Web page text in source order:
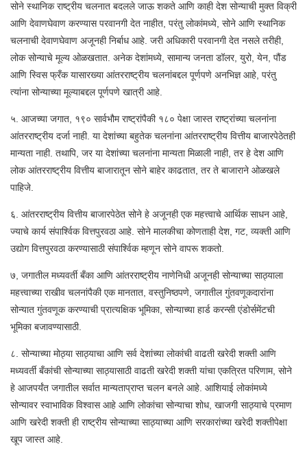
सोने स्थानिक राष्ट्रीय चलनात बदलले जाऊ शकते आणि काही देश सोन्याची मुक्त विक्री
आणि देवाणघेवाण करण्यास परवानगी देत ​​नाहीत, परंतु लोकांमध्ये, सोने आणि स्थानिक
चलनाची देवाणघेवाण अजूनही निर्बाध आहे. जरी अधिकारी परवानगी देत ​​नसले तरीही,
लोक सोन्याचे मूल्य ओळखतात. अनेक देशांमध्ये, सामान्य जनता डॉलर, युरो, येन, पौंड
आणि स्विस फ्रँक यासारख्या आंतरराष्ट्रीय चलनांबद्दल पूर्णपणे अनभिज्ञ आहे, परंतु
त्यांना सोन्याच्या मूल्याबद्दल पूर्णपणे खात्री आहे.
५. आजच्या जगात, १९० सार्वभौम राष्ट्रांपैकी १८० पेक्षा जास्त राष्ट्रांच्या चलनांना
आंतरराष्ट्रीय दर्जा नाही. या देशांच्या बहुतेक चलनांना आंतरराष्ट्रीय वित्तीय बाजारपेठेतही
मान्यता नाही. तथापि, जर या देशांच्या चलनांना मान्यता मिळाली नाही, तर हे देश आणि
लोक आंतरराष्ट्रीय वित्तीय बाजारातून सोने बाहेर काढतात, तर ते बाजाराने ओळखले
पाहिजे.
६. आंतरराष्ट्रीय वित्तीय बाजारपेठेत सोने हे अजूनही एक महत्त्वाचे आर्थिक साधन आहे,
ज्याचे कार्य संपार्श्विक वित्तपुरवठा आहे. सोने मालकीचा कोणताही देश, गट, व्यक्ती आणि
उद्योग वित्तपुरवठा करण्यासाठी संपार्श्विक म्हणून सोने वापरू शकतो.
७, जगातील मध्यवर्ती बँका आणि आंतरराष्ट्रीय नाणेनिधी अजूनही सोन्याच्या साठ्याला
महत्त्वाच्या राखीव चलनांपैकी एक मानतात, वस्तुनिष्ठपणे, जगातील गुंतवणूकदारांना
सोन्यात गुंतवणूक करण्याची प्रात्यक्षिक भूमिका, सोन्याच्या हार्ड करन्सी एंडोर्समेंटची
भूमिका बजावण्यासाठी.
८. सोन्याच्या मोठ्या साठ्याचा आणि सर्व देशांच्या लोकांची वाढती खरेदी शक्ती आणि
मध्यवर्ती बँकांची सोन्याच्या साठ्यासाठी वाढती खरेदी शक्ती यांचा एकत्रित परिणाम, सोने
हे आजपर्यंत जगातील सर्वात मान्यताप्राप्त चलन बनले आहे. आशियाई लोकांमध्ये
सोन्यावर स्वाभाविक विश्वास आहे आणि लोकांचा सोन्याचा शोध, खाजगी साठ्याचे प्रमाण
आणि खरेदी शक्ती ही राष्ट्रीय सोन्याच्या साठ्याच्या आणि सरकारांच्या खरेदी शक्तीपेक्षा
खूप जास्त आहे.